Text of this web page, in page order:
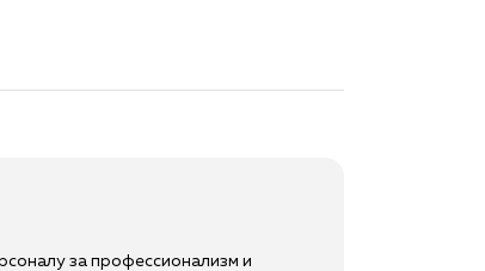
за профессионализм и